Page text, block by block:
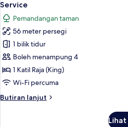
foto
untuk
Impressive
Forest
Corner
Suite
King
with
Service
Pemandangan taman
56 meter persegi
1 bilik tidur
Boleh menampung 4
1 Katil Raja (King)
Wi-Fi percuma
Butiran lanjut
Butiran